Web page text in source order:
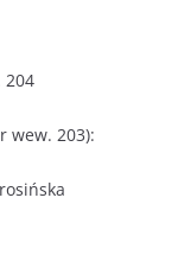
204
wew. 203):